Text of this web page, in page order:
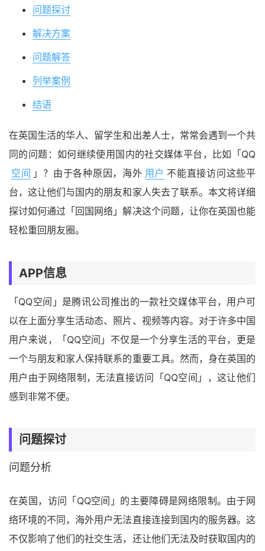
问题探讨
解决方案
问题解答
列举案例
结语
在英国生活的华人、留学生和出差人士，常常会遇到一个共
同的问题：如何继续使用国内的社交媒体平台，比如「QQ
空间 」？由于各种原因，海外 用户 不能直接访问这些平
台，这让他们与国内的朋友和家人失去了联系。本文将详细
探讨如何通过「回国网络」解决这个问题，让你在英国也能
轻松重回朋友圈。
APP信息
「QQ空间」是腾讯公司推出的一款社交媒体平台，用户可
以在上面分享生活动态、照片、视频等内容。对于许多中国
用户来说，「QQ空间」不仅是一个分享生活的平台，更是
一个与朋友和家人保持联系的重要工具。然而，身在英国的
用户由于网络限制，无法直接访问「QQ空间」，这让他们
感到非常不便。
问题探讨
问题分析
在英国，访问「QQ空间」的主要障碍是网络限制。由于网
络环境的不同，海外用户无法直接连接到国内的服务器。这
不仅影响了他们的社交生活，还让他们无法及时获取国内的